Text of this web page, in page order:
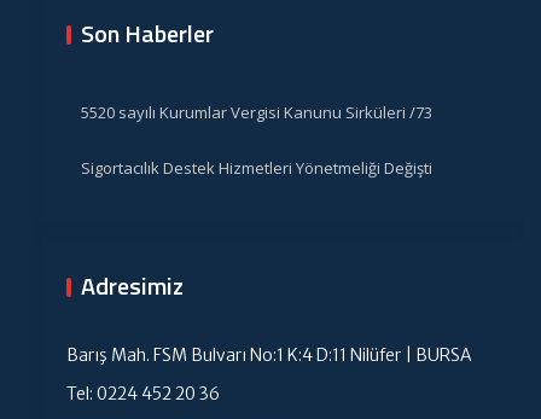
Son Haberler
5520 sayılı Kurumlar Vergisi Kanunu Sirküleri /73
Sigortacılık Destek Hizmetleri Yönetmeliği Değişti
Adresimiz
Barış Mah. FSM Bulvarı No:1 K:4 D:11 Nilüfer | BURSA
Tel: 0224 452 20 36